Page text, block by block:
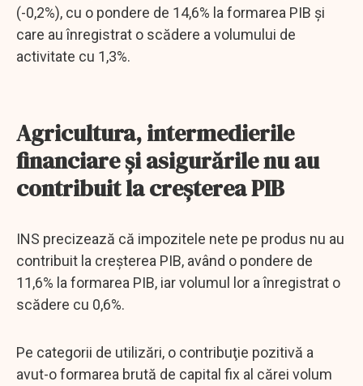
(-0,2%), cu o pondere de 14,6% la formarea PIB şi
care au înregistrat o scădere a volumului de
activitate cu 1,3%.
Agricultura, intermedierile
financiare şi asigurările nu au
contribuit la creşterea PIB
INS precizează că impozitele nete pe produs nu au
contribuit la creşterea PIB, având o pondere de
11,6% la formarea PIB, iar volumul lor a înregistrat o
scădere cu 0,6%.
Pe categorii de utilizări, o contribuţie pozitivă a
avut-o formarea brută de capital fix al cărei volum